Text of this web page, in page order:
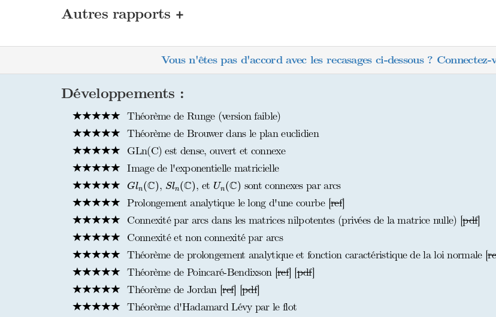
Autres rapports +
Vous n'êtes pas d'accord avec les recasages ci-dessous ?
Développements :
Théorème de Runge (version faible)
Théorème de Brouwer dans le plan euclidien
GLn(C) est dense, ouvert et connexe
Image de l'exponentielle matricielle
Gln(C)
Gl n(C), Sln(C)
Sln (C), et Un(C)
Un(C) sont connexes par arcs
Prolongement analytique le long d'une courbe [ref]
Connexité par arcs dans les matrices nilpotentes (privées de la matrice nulle) [pdf]
Connexité et non connexité par arcs
Théorème de prolongement analytique et fonction caractéristique de la loi normale [
Théorème de Poincaré-Bendixson [ref] [pdf]
Théorème de Jordan [ref] [pdf]
Théorème d'Hadamard Lévy par le flot